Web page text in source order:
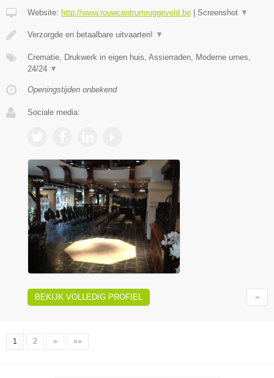
Website: http://www.rouwcentrumruggeveld.be Screenshot ▼
Verzorgde en betaalbare uitvaarten! ▼
Crematie, Drukwerk in eigen huis, Assierraden, Moderne urnes,
24/24 ▼
Openingstijden onbekend
Sociale media:
BEKIJK VOLLEDIG PROFIEL
1 2 » »»